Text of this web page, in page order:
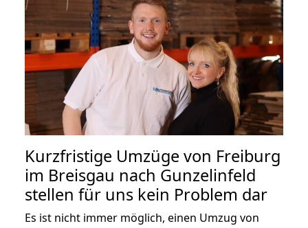
Kurzfristige Umzüge von Freiburg
im Breisgau nach Gunzelinfeld
stellen für uns kein Problem dar
Es ist nicht immer möglich, einen Umzug von